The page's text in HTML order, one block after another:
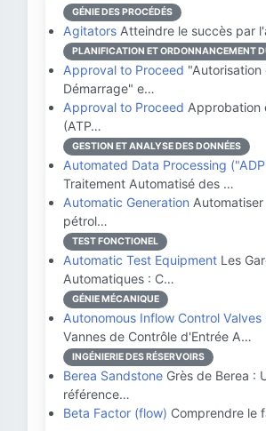
GÉNIE DES PROCÉDÉS
Agitators Atteindre le succès par
PLANIFICATION ET ORDONNANCEMENT
Approval to Proceed "Autorisation
Démarrage" e…
Approval to Proceed Approbation
(ATP…
GESTION ET ANALYSE DES DONNÉES
Automated Data Processing
Traitement Automatisé des …
Automatic Generation
pétrol…
TEST FONCTIONEL
Automatic Test Equipment Les
Automatiques : C…
GÉNIE MÉCANIQUE
Autonomous Inflow Control Valves
Vannes de Contrôle d'Entrée A…
INGÉNIERIE DES RÉSERVOIRS
Berea Sandstone Grès de Berea :
référence…
Beta Factor (flow) Comprendre le